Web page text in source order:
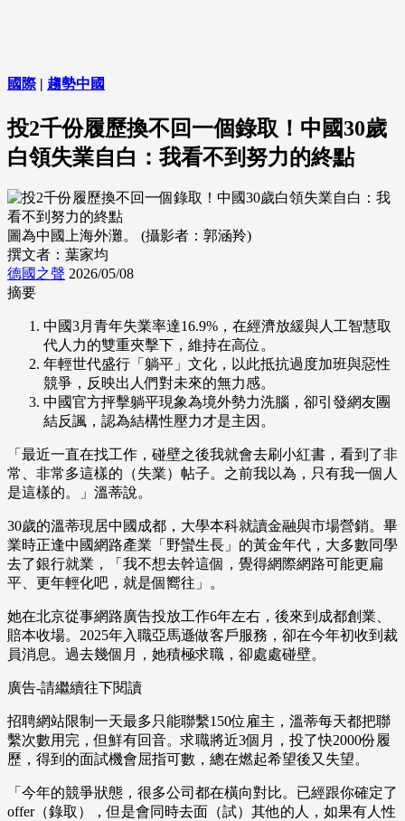
國際| 趨勢中國
投2千份履歷換不回一個錄取！中國30歲
白領失業自白：我看不到努力的終點
圖為中國上海外灘。 (攝影者：郭涵羚)
撰文者：葉家均
德國之聲 2026/05/08
摘要
中國3月青年失業率達16.9%，在經濟放緩與人工智慧取
代人力的雙重夾擊下，維持在高位。
年輕世代盛行「躺平」文化，以此抵抗過度加班與惡性
競爭，反映出人們對未來的無力感。
中國官方抨擊躺平現象為境外勢力洗腦，卻引發網友團
結反諷，認為結構性壓力才是主因。
「最近一直在找工作，碰壁之後我就會去刷小紅書，看到了非
常、非常多這樣的（失業）帖子。之前我以為，只有我一個人
是這樣的。」溫蒂說。
30歲的溫蒂現居中國成都，大學本科就讀金融與市場營銷。畢
業時正逢中國網路產業「野蠻生長」的黃金年代，大多數同學
去了銀行就業，「我不想去幹這個，覺得網際網路可能更扁
平、更年輕化吧，就是個嚮往」。
她在北京從事網路廣告投放工作6年左右，後來到成都創業、
賠本收場。2025年入職亞馬遜做客戶服務，卻在今年初收到裁
員消息。過去幾個月，她積極求職，卻處處碰壁。
廣告-請繼續往下閱讀
招聘網站限制一天最多只能聯繫150位雇主，溫蒂每天都把聯
繫次數用完，但鮮有回音。求職將近3個月，投了快2000份履
歷，得到的面試機會屈指可數，總在燃起希望後又失望。
「今年的競爭狀態，很多公司都在橫向對比。已經跟你確定了
offer（錄取），但是會同時去面（試）其他的人，如果有人性